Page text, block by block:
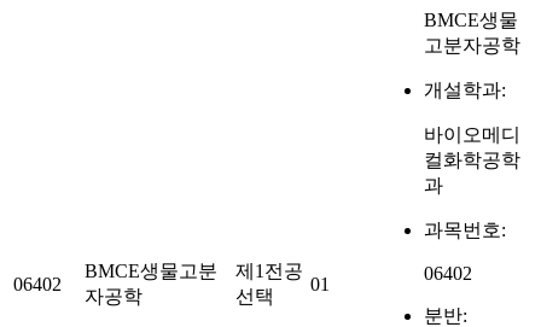
06402
BMCE생물고분
자공학
제1전공
선택
01
BMCE생물
고분자공학
개설학과:
바이오메디
컬화학공학
과
과목번호:
06402
분반: